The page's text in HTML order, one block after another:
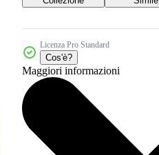
Licenza Pro Standard
Cos'è?
Maggiori informazioni